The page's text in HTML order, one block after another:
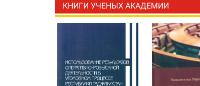
КНИГИ УЧЕНЫХ АКАДЕМИИ